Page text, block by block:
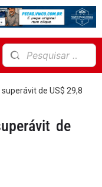
de US$ 29,8
de